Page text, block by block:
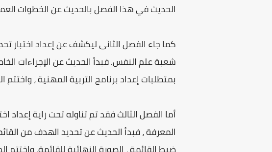
الحديث في هذا الفصل بالحديث عن الخطوات
كما جاء الفصل الثانى ليكشف عن إعداد اختبار
شعبة علم النفس. فبدأ الحديث عن الإجراءات
بمتطلبات إعداد برنامج التربية المهنية ،
أما الفصل الثالث فقد تم تناوله تحت راية إعداد
المعرفة ، فبدأ الحديث عن تحديد الهدف من